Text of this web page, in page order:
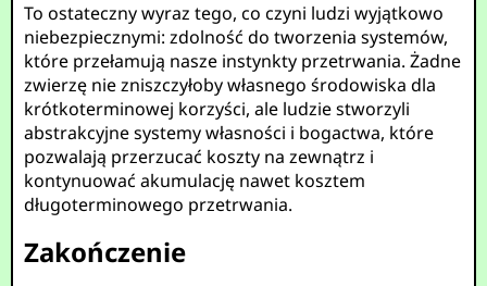
To ostateczny wyraz tego, co czyni ludzi wyjątkowo
niebezpiecznymi: zdolność do tworzenia systemów,
które przełamują nasze instynkty przetrwania. Żadne
zwierzę nie zniszczyłoby własnego środowiska dla
krótkoterminowej korzyści, ale ludzie stworzyli
abstrakcyjne systemy własności i bogactwa, które
pozwalają przerzucać koszty na zewnątrz i
kontynuować akumulację nawet kosztem
długoterminowego przetrwania.
Zakończenie